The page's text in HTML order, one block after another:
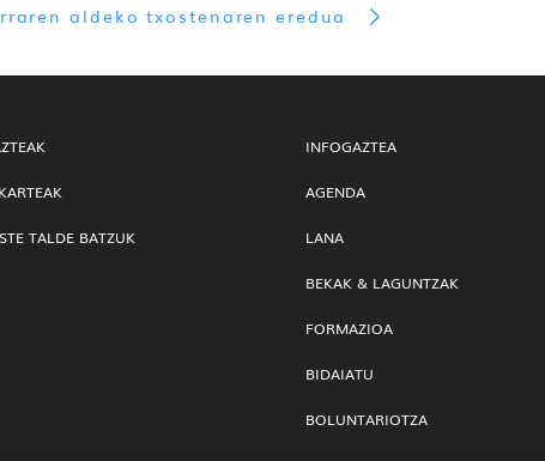
aldeko txostenaren eredua
TALDE BATZUK
INFOGAZTEA
AGENDA
LANA
BEKAK & LAGUNTZAK
FORMAZIOA
BIDAIATU
BOLUNTARIOTZA